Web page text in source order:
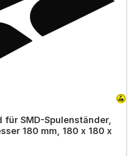
für SMD-Spulenständer,
180 mm, 180 x 180 x